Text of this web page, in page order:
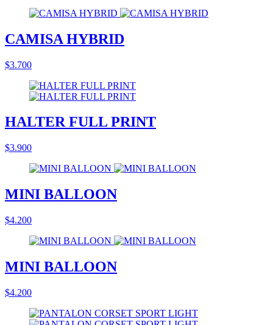
CAMISA HYBRID
$3.700
HALTER FULL PRINT
$3.900
MINI BALLOON
$4.200
MINI BALLOON
$4.200